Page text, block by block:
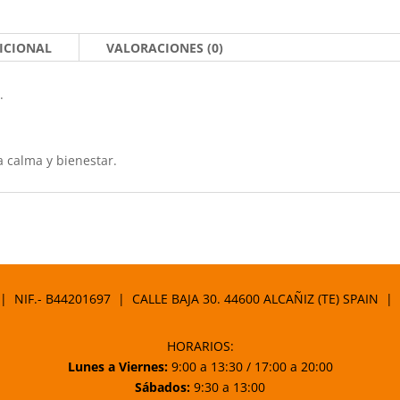
VALORACIONES (0)
calma y bienestar.
NIF.- B44201697 | CALLE BAJA 30. 44600 ALCAÑIZ (TE) SPAIN
HORARIOS:
Lunes a Viernes:9:00 a 13:30 / 17:00 a 20:00
Sábados: 9:30 a 13:00